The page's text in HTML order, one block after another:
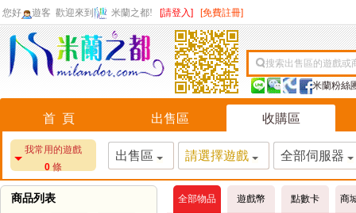
您好 遊客 歡迎來到 米蘭之都! [請登入] [免費註冊]
搜索出售區的遊戲或
米蘭粉絲
首 頁 出售區 收購區
我常用的遊戲
0 條
出售區 請選擇遊戲 全部伺服器
商品列表 全部物品 遊戲幣 點數卡 商